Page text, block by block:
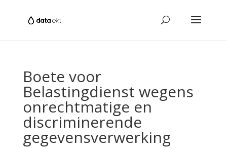
Boete voor
Belastingdienst wegens
onrechtmatige en
discriminerende
gegevensverwerking